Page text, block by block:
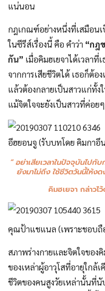
แน่นอน
กฎเกณฑ์อย่างหนึ่งที่เสมือนเ
ในซีรีส์เรื่องนี้ คือ คำว่า “กฎ
กัน” เมื่อคิมฮเยจาได้เวลา
จากการเสียชีวิตได้ เธอก็ต้อ
แล้วต้องกลายเป็นสาวแก่ทั้
แม้จิตใจจะยังเป็นสาวที่ค่อย
อีฮยอนจู (รับบทโดย คิมกาอึ
” อย่าเสียเวลาในปัจจุบันไปกั
ยังมาไม่ถึง ใช้ชีวิตวันนี้ให้ง
คิมฮเยจา กล่าวไ
คุณป้าแชแนล (เพราะชอบถื
สภาพร่างกายและจิตใจของ
ของเหล่าผู้อาวุโสที่อายุใกล้
ชีวิตของคนสูงวัยเหล่านั้นที่